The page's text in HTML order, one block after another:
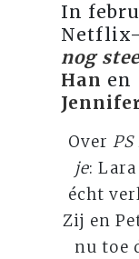
In
nog
Han en
Over
je:
écht
Zij en
nu toe